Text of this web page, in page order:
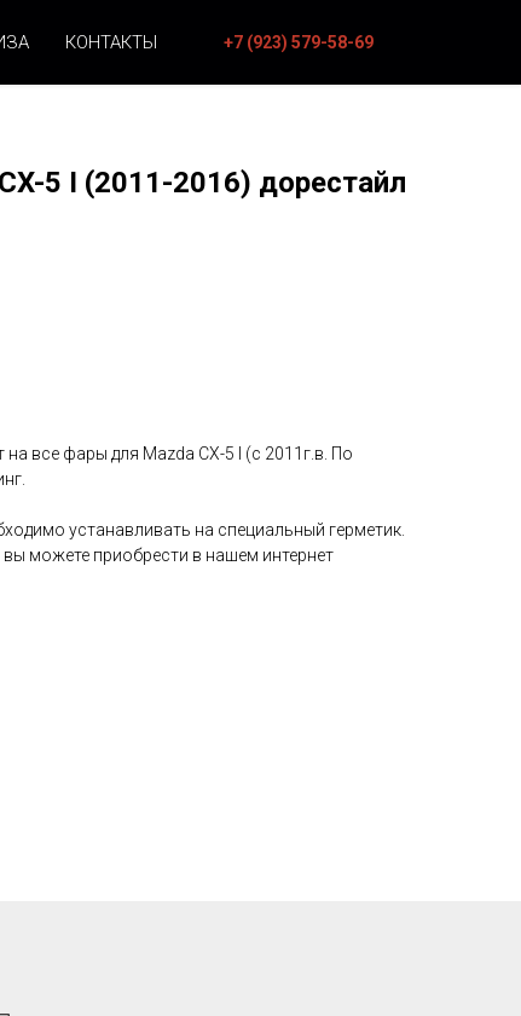
КОНТАКТЫ +7 (923) 579-58-69
5 I (2011-2016) дорестайл
на все фары для Mazda CX-5 I (с 2011г.в. По
устанавливать на специальный герметик.
вы можете приобрести в нашем интернет